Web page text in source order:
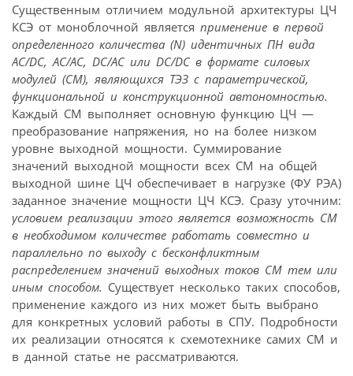
Существенным отличием модульной архитектуры ЦЧ
КСЭ от моноблочной является применение в первой
определенного количества (N) идентичных ПН вида
AC/DC, AC/AC, DC/AC или DC/DC в формате силовых
модулей (СМ), являющихся ТЭЗ с параметрической,
функциональной и конструкционной автономностью.
Каждый СМ выполняет основную функцию ЦЧ —
преобразование напряжения, но на более низком
уровне выходной мощности. Суммирование
значений выходной мощности всех СМ на общей
выходной шине ЦЧ обеспечивает в нагрузке (ФУ РЭА)
заданное значение мощности ЦЧ КСЭ. Сразу уточним:
условием реализации этого является возможность СМ
в необходимом количестве работать совместно и
параллельно по выходу с бесконфликтным
распределением значений выходных токов СМ тем или
иным способом. Существует несколько таких способов,
применение каждого из них может быть выбрано
для конкретных условий работы в СПУ. Подробности
их реализации относятся к схемотехнике самих СМ и
в данной статье не рассматриваются.